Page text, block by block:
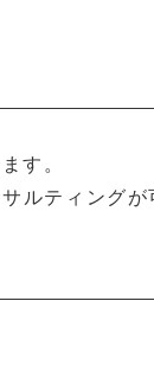
す。
ルティング